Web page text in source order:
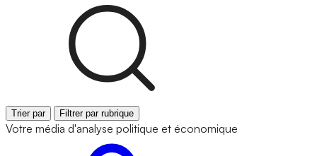
Trier par Filtrer par rubrique
Votre média d'analyse politique et économique